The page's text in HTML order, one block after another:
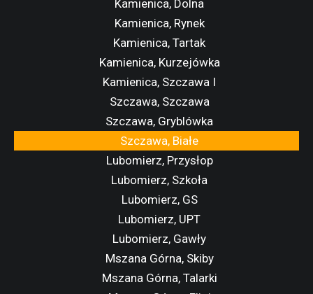
Kamienica, Dolna
Kamienica, Rynek
Kamienica, Tartak
Kamienica, Kurzejówka
Kamienica, Szczawa I
Szczawa, Szczawa
Szczawa, Gryblówka
Szczawa, Białe
Lubomierz, Przysłop
Lubomierz, Szkoła
Lubomierz, GS
Lubomierz, UPT
Lubomierz, Gawły
Mszana Górna, Skiby
Mszana Górna, Talarki